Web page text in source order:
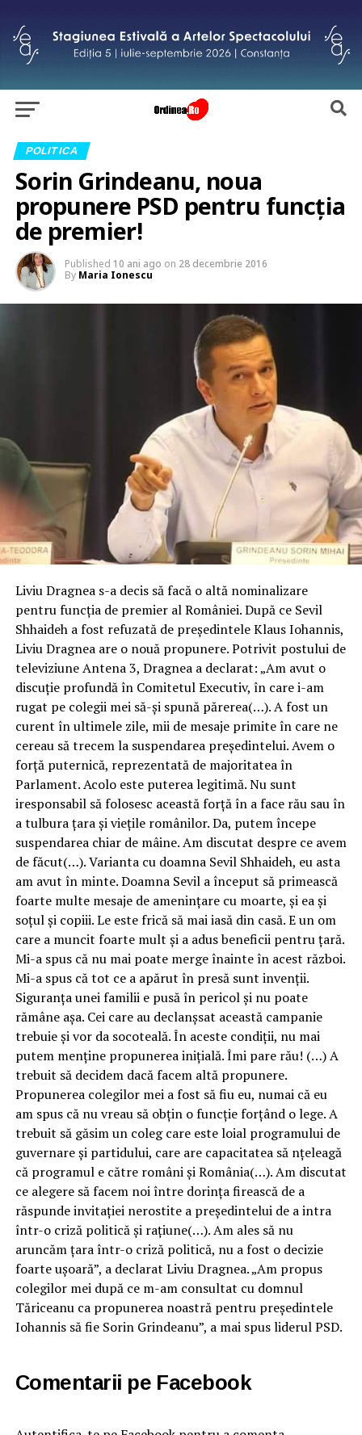
POLITICA
Sorin Grindeanu, noua
propunere PSD pentru funcția
de premier!
Published 10 ani ago on 28 decembrie 2016
By Maria Ionescu
Liviu Dragnea s-a decis să facă o altă nominalizare
pentru funcția de premier al României. După ce Sevil
Shhaideh a fost refuzată de președintele Klaus Iohannis,
Liviu Dragnea are o nouă propunere. Potrivit postului de
televiziune Antena 3, Dragnea a declarat: „Am avut o
discuție profundă în Comitetul Executiv, în care i-am
rugat pe colegii mei să-și spună părerea(…). A fost un
curent în ultimele zile, mii de mesaje primite în care ne
cereau să trecem la suspendarea președintelui. Avem o
forță puternică, reprezentată de majoritatea în
Parlament. Acolo este puterea legitimă. Nu sunt
iresponsabil să folosesc această forță în a face rău sau în
a tulbura țara și viețile românilor. Da, putem începe
suspendarea chiar de mâine. Am discutat despre ce avem
de făcut(…). Varianta cu doamna Sevil Shhaideh, eu asta
am avut în minte. Doamna Sevil a început să primească
foarte multe mesaje de amenințare cu moarte, și ea și
soțul și copiii. Le este frică să mai iasă din casă. E un om
care a muncit foarte mult și a adus beneficii pentru țară.
Mi-a spus că nu mai poate merge înainte în acest război.
Mi-a spus că tot ce a apărut în presă sunt invenții.
Siguranța unei familii e pusă în pericol și nu poate
rămâne așa. Cei care au declanșsat această campanie
trebuie și vor da socoteală. În aceste condiții, nu mai
putem menține propunerea inițială. Îmi pare rău! (…) A
trebuit să decidem dacă facem altă propunere.
Propunerea colegilor mei a fost să fiu eu, numai că eu
am spus că nu vreau să obțin o funcție forțând o lege. A
trebuit să găsim un coleg care este loial programului de
guvernare și partidului, care are capacitatea să nțeleagă
că programul e către români și România(…). Am discutat
ce alegere să facem noi între dorința firească de a
răspunde invitației nerostite a președintelui de a intra
într-o criză politică și rațiune(…). Am ales să nu
aruncăm țara într-o criză politică, nu a fost o decizie
foarte ușoară”, a declarat Liviu Dragnea. „Am propus
colegilor mei după ce m-am consultat cu domnul
Tăriceanu ca propunerea noastră pentru președintele
Iohannis să fie Sorin Grindeanu”, a mai spus liderul PSD.
Comentarii pe Facebook